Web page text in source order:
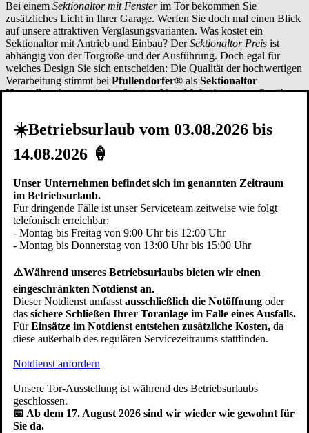
Bei einem Sektionaltor mit Fensterim Tor bekommen Sie
zusätzliches Licht in Ihrer Garage. Werfen Sie doch mal einen Blick
auf unsere attraktiven Verglasungsvarianten. Was kostet ein
Sektionaltor mit Antrieb und Einbau? DerSektionaltor Preis ist
abhängig von der Torgröße und der Ausführung. Doch egal für
welches Design Sie sich entscheiden: Die Qualität der hochwertigen
Verarbeitung stimmt bei Pfullendorfer® als Sektionaltor
Herstellerebenso wie der Service. Vom Maßnehmen vor Ort über
Federn.
Ob sie nur ein neues Element stilvoll in die alte Bausubstanz
integrieren oder Ihrem Haus ein komplett neues Aussehen geben
wollen: EinGaragen Sektionaltorpasst immer - ob alsSektionaltor
mit Türund/oderSektionaltor mit Antrieb . Die hochwertige
Verarbeitung zeigt sich in soliden Metallscharnieren mit
selbstschmierenden Lagern. Diese bilden die dauerhafte Verbindung
der Torsektionen und garantieren eine sichere Funktion.
Wer wird Ihr Sektionaltor einbauen?
DenSektionaltor Einbauführen wir auf Wunsch fachgerecht auch
in der RegionEmmendingenund in der Regel innerhalb eines Tages
aus. Da beim Einbau keine Estricharbeiten erforderlich sind, ist das
Sektionaltor ideal bei der Renovierung und sofort einsatzbereit.
Modernes Garagentor: Sektionaltor mit
Antrieb / Fenster / Schlupftüre
Ideen und Inspirationen aus unserer Fotogalerie
☀️Betriebsurlaub vom 03.08.2026 bis
14.08.2026 🍦
Unser Unternehmen befindet sich im genannten Zeitraum
im Betriebsurlaub.
Für dringende Fälle ist unser Serviceteam zeitweise wie folgt
telefonisch erreichbar:
- Montag bis Freitag von 9:00 Uhr bis 12:00 Uhr
- Montag bis Donnerstag von 13:00 Uhr bis 15:00 Uhr
⚠️Während unseres Betriebsurlaubs bieten wir einen
eingeschränkten Notdienst an.
Dieser Notdienst umfasstausschließlich die Notöffnung oder
das sichere Schließen Ihrer Toranlage im Falle eines Ausfalls.
FürEinsätze im Notdienst entstehen zusätzliche Kosten, da
diese außerhalb des regulären Servicezeitraums stattfinden.
Notdienst anfordern
Unsere Tor-Ausstellung ist während des Betriebsurlaubs
geschlossen.
📅 Ab dem 17. August 2026 sind wir wieder wie gewohnt für
Sie da.